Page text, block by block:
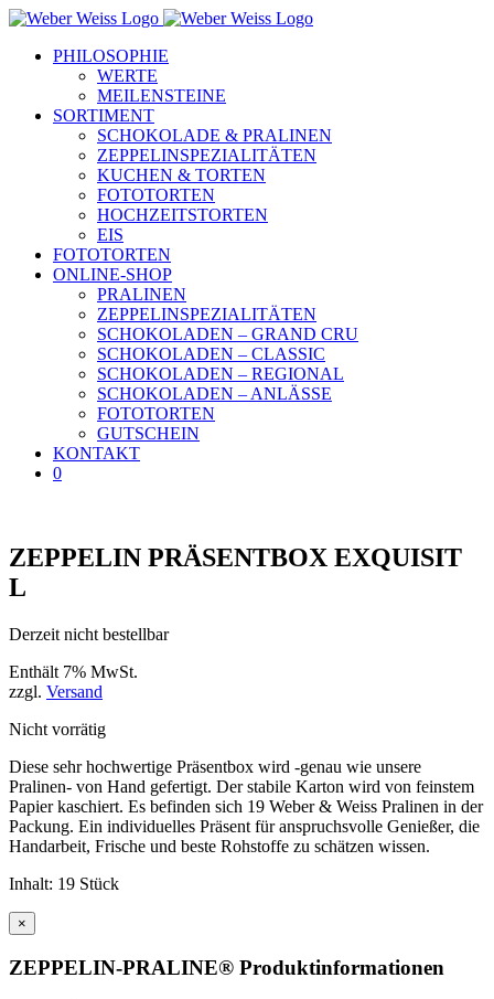
Skip
contentPHILOSOPHIE
WERTE
MEILENSTEINE
SORTIMENT
SCHOKOLADE & PRALINEN
ZEPPELINSPEZIALITÄTEN
KUCHEN & TORTEN
FOTOTORTEN
HOCHZEITSTORTEN
EIS
FOTOTORTEN
ONLINE-SHOP
PRALINEN
ZEPPELINSPEZIALITÄTEN
SCHOKOLADEN – GRAND CRU
SCHOKOLADEN – CLASSIC
SCHOKOLADEN – REGIONAL
SCHOKOLADEN – ANLÄSSE
FOTOTORTEN
GUTSCHEIN
KONTAKT
0
ZEPPELIN PRÄSENTBOX EXQUISIT
L
Derzeit nicht bestellbar
Enthält 7% MwSt.
zzgl. Versand
Nicht vorrätig
Diese sehr hochwertige Präsentbox wird -genau wie unsere
Pralinen- von Hand gefertigt. Der stabile Karton wird von feinstem
Papier kaschiert. Es befinden sich 19 Weber & Weiss Pralinen in der
Packung. Ein individuelles Präsent für anspruchsvolle Genießer, die
Handarbeit, Frische und beste Rohstoffe zu schätzen wissen.
Inhalt: 19 Stück
×
ZEPPELIN-PRALINE® Produktinformationen